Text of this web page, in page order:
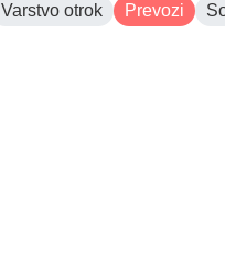
Varstvo otrok Prevozi